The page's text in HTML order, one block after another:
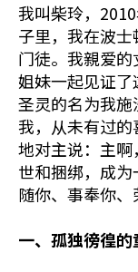
我叫柴玲，
子里，我在波
门徒。我親爱
姐妹一起见证了
圣灵的名为我
我，从未有过
地对主说：主
世和捆绑，成
随你、事奉你、
一、孤独徬徨的